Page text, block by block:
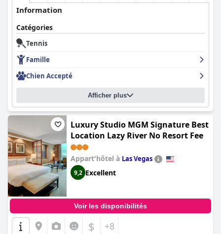
Information
Catégories
Tennis
Famille
Chien Accepté
Afficher plus
Luxury Studio MGM Signature Best
Location Lazy River No Resort Fee
Appart'hôtel à Las Vegas
9,2 Excellent
Voir les disponibilités
$ +8